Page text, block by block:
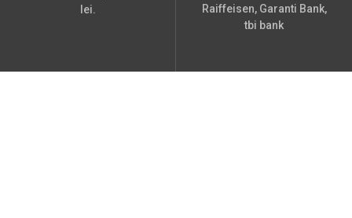
lei.
Raiffeisen, Garanti Bank,
tbi bank